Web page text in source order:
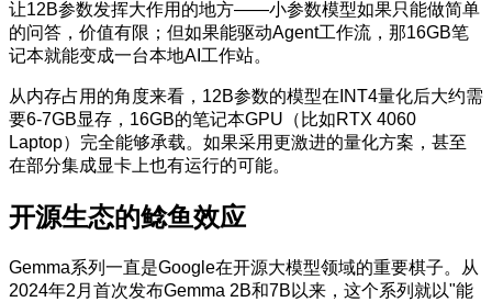
让12B参数发挥大作用的地方——小参数模型如果只能做简单
的问答，价值有限；但如果能驱动Agent工作流，那16GB笔
记本就能变成一台本地AI工作站。
从内存占用的角度来看，12B参数的模型在INT4量化后大约需
要6-7GB显存，16GB的笔记本GPU（比如RTX 4060
Laptop）完全能够承载。如果采用更激进的量化方案，甚至
在部分集成显卡上也有运行的可能。
开源生态的鲶鱼效应
Gemma系列一直是Google在开源大模型领域的重要棋子。从
2024年2月首次发布Gemma 2B和7B以来，这个系列就以"能